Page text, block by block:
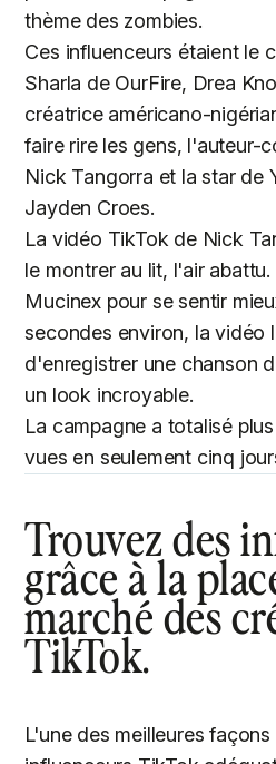
thème des zombies.
Ces influenceurs étaient le
Sharla de OurFire, Drea
créatrice américano-
faire rire les gens, l'auteur-
Nick Tangorra et la star de
Jayden Croes.
La vidéo TikTok de Nick
le montrer au lit, l'air
Mucinex pour se sentir
secondes environ, la vidéo
d'enregistrer une chanson
un look incroyable.
La campagne a totalisé
vues en seulement cinq
Trouvez des
grâce à la
marché des
TikTok.
L'une des meilleures